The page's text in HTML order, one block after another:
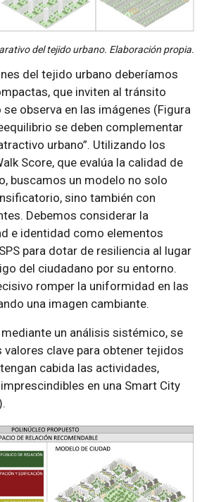
del tejido urbano. Elaboración propia.
del tejido urbano deberíamos
que inviten al tránsito
observa en las imágenes (Figura
se deben complementar
urbano”. Utilizando los
Score, que evalúa la calidad de
buscamos un modelo no solo
sino también con
Debemos considerar la
e identidad como elementos
para dotar de resiliencia al lugar
del ciudadano por su entorno.
romper la uniformidad en las
una imagen cambiante.
un análisis sistémico, se
valores clave para obtener tejidos
cabida las actividades,
en una Smart City